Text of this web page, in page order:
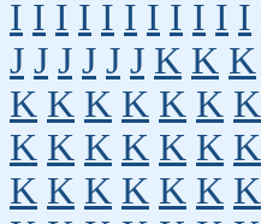
I I I I I I I I I I I
J J J J J J K K K
K K K K K K K
K K K K K K K
K K K K K K K